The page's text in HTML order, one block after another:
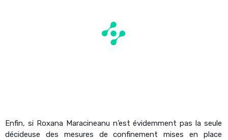
Enfin, si Roxana Maracineanu n’est évidemment pas la seule
décideuse des mesures de confinement mises en place